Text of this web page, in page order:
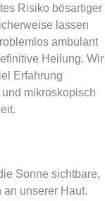
Risiko bösartiger
lassen
ambulant
Heilung. Wir
Erfahrung
mikroskopisch
Sonne sichtbare,
unserer Haut.